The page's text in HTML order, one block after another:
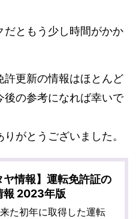
だともう少し時間がかか
許更新の情報はほとんど
後の参考になれば幸いで
がとうございました。
ヤ情報】運転免許証の
報 2023年版
た初年に取得した運転